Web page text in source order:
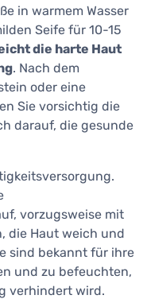
in warmem Wasser
Seife für 10-15
die harte Haut
. Nach dem
oder eine
Sie vorsichtig die
darauf, die gesunde
vorzugsweise mit
die Haut weich und
sind bekannt für ihre
und zu befeuchten,
verhindert wird.